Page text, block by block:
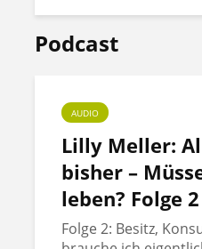
Podcast
AUDIO
Lilly Meller:
bisher –
leben? Folge
Folge 2: Besitz,